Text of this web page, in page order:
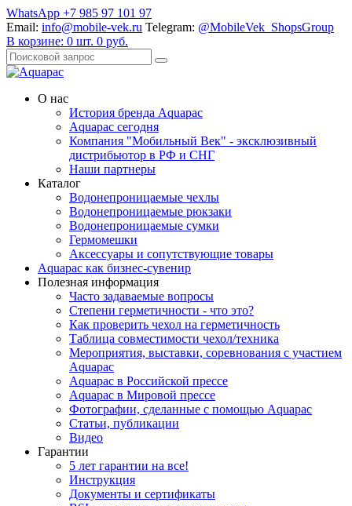
WhatsApp +7 985 97 101 97
Email: info@mobile-vek.ru Telegram: @MobileVek_ShopsGroup
В корзине: 0 шт. 0 руб.
О нас
История бренда Aquapac
Aquapac cегодня
Компания "Мобильный Век" - эксклюзивный
дистрибьютор в РФ и СНГ
Наши партнеры
Каталог
Водонепроницаемые чехлы
Водонепроницаемые рюкзаки
Водонепроницаемые сумки
Гермомешки
Аксессуары и сопутствующие товары
Aquapac как бизнес-сувенир
Полезная информация
Часто задаваемые вопросы
Степени герметичности - что это?
Как проверить чехол на герметичность
Таблица совместимости чехол/техника
Мероприятия, выставки, соревнования с участием
Aquapac
Aquapac в Российской прессе
Aquapac в Мировой прессе
Фотографии, сделанные с помощью Aquapac
Статьи, публикации
Видео
Гарантии
5 лет гарантии на все!
Инструкция
Документы и сертификаты